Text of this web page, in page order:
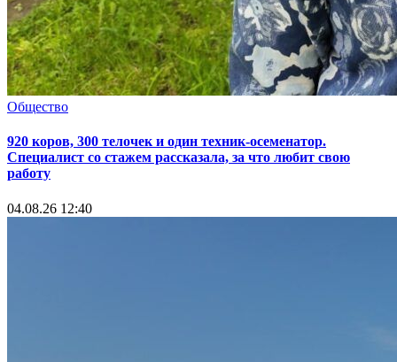
Общество
920 коров, 300 телочек и один техник-осеменатор.
Специалист со стажем рассказала, за что любит свою
работу
04.08.26 12:40